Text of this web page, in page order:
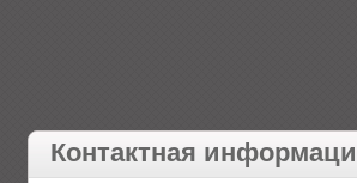
Контактная